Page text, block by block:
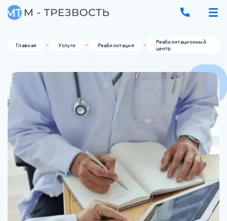
Главная Услуги Реабилитация
Реабилитационный
центр